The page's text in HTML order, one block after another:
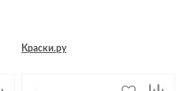
Краски.ру